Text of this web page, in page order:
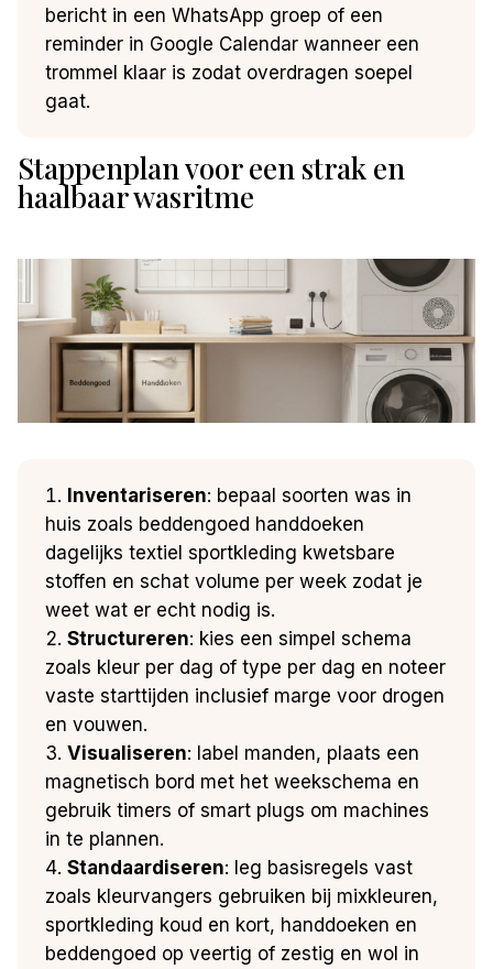
bericht in een WhatsApp groep of een
reminder in Google Calendar wanneer een
trommel klaar is zodat overdragen soepel
gaat.
Stappenplan voor een strak en
haalbaar wasritme
Inventariseren: bepaal soorten was in
huis zoals beddengoed handdoeken
dagelijks textiel sportkleding kwetsbare
stoffen en schat volume per week zodat je
weet wat er echt nodig is.
Structureren: kies een simpel schema
zoals kleur per dag of type per dag en noteer
vaste starttijden inclusief marge voor drogen
en vouwen.
Visualiseren: label manden, plaats een
magnetisch bord met het weekschema en
gebruik timers of smart plugs om machines
in te plannen.
Standaardiseren: leg basisregels vast
zoals kleurvangers gebruiken bij mixkleuren,
sportkleding koud en kort, handdoeken en
beddengoed op veertig of zestig en wol in